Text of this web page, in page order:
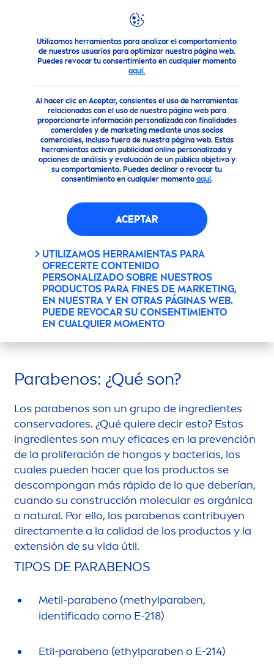
Utilizamos herramientas para analizar el comportamiento
de nuestros usuarios para optimizar nuestra página web.
Puedes revocar tu consentimiento en cualquier momento
aquí.
Al hacer clic en Aceptar, consientes el uso de herramientas
relacionadas con el uso de nuestra página web para
proporcionarte información personalizada con finalidades
comerciales y de marketing mediante unos socios
comerciales, incluso fuera de nuestra página web. Estas
herramientas activan publicidad online personalizada y
opciones de análisis y evaluación de un público objetivo y
su comportamiento. Puedes declinar o revocar tu
consentimiento en cualquier momento aquí.
ACEPTAR
UTILIZAMOS HERRAMIENTAS PARA
OFRECERTE CONTENIDO
PERSONALIZADO SOBRE NUESTROS
PRODUCTOS PARA FINES DE MARKETING,
EN NUESTRA Y EN OTRAS PÁGINAS WEB.
PUEDE REVOCAR SU CONSENTIMIENTO
EN CUALQUIER MOMENTO
Consejo ¿Qué son los Parabenos?
¿QUÉ SON LOS
PARABENOS?
Parabenos: ¿Qué son?
Los parabenos son un grupo de ingredientes
conservadores. ¿Qué quiere decir esto? Estos
ingredientes son muy eficaces en la prevención
de la proliferación de hongos y bacterias, los
cuales pueden hacer que los productos se
descompongan más rápido de lo que deberían,
cuando su construcción molecular es orgánica
o natural. Por ello, los parabenos contribuyen
directamente a la calidad de los productos y la
extensión de su vida útil.
TIPOS DE PARABENOS
Metil-parabeno (methylparaben,
identificado como E-218)
Etil-parabeno (ethylparaben o E-214)